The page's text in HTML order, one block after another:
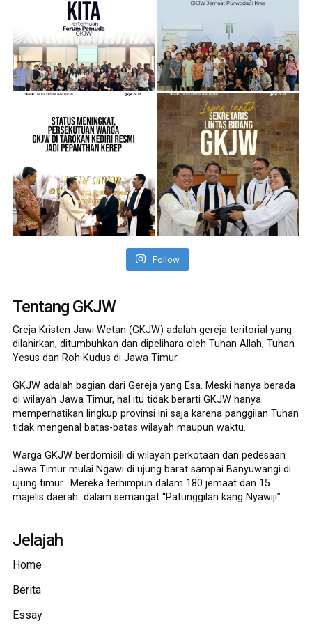
Follow
Tentang GKJW
Greja Kristen Jawi Wetan (GKJW) adalah gereja teritorial yang
dilahirkan, ditumbuhkan dan dipelihara oleh Tuhan Allah, Tuhan
Yesus dan Roh Kudus di Jawa Timur.
GKJW adalah bagian dari Gereja yang Esa. Meski hanya berada
di wilayah Jawa Timur, hal itu tidak berarti GKJW hanya
memperhatikan lingkup provinsi ini saja karena panggilan Tuhan
tidak mengenal batas-batas wilayah maupun waktu.
Warga GKJW berdomisili di wilayah perkotaan dan pedesaan
Jawa Timur mulai Ngawi di ujung barat sampai Banyuwangi di
ujung timur. Mereka terhimpun dalam 180 jemaat dan 15
majelis daerah dalam semangat “Patunggilan kang Nyawiji” .
Jelajah
Home
Berita
Essay